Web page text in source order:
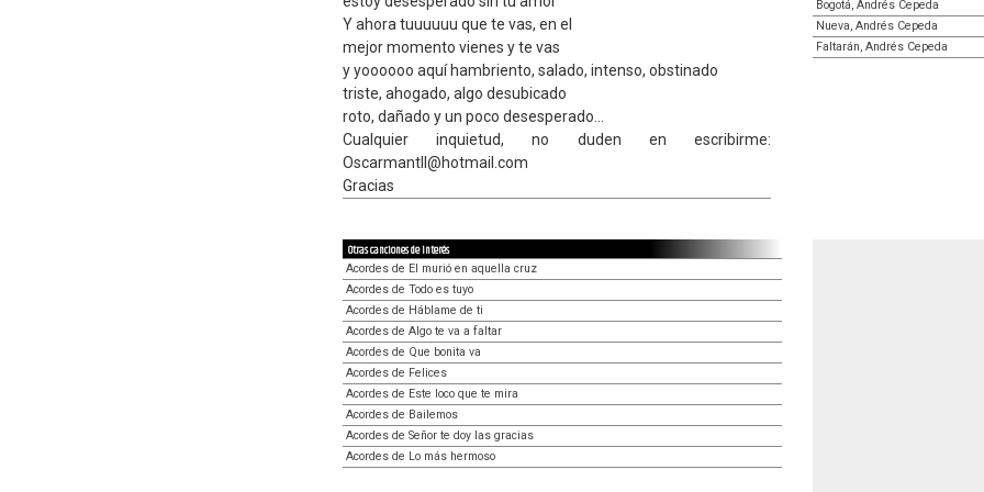
Y ahora tuuuuuu que te vas, en el
mejor momento vienes y te vas
y yoooooo aquí hambriento, salado, intenso, obstinado
triste, ahogado, algo desubicado
roto, dañado y un poco desesperado...
Cualquier inquietud, no duden en escribirme:
Oscarmantll@hotmail.com
Gracias
Bogotá, Andrés Cepeda
Nueva, Andrés Cepeda
Faltarán, Andrés Cepeda
Otras canciones de interés
Acordes de El murió en aquella cruz
Acordes de Todo es tuyo
Acordes de Háblame de ti
Acordes de Algo te va a faltar
Acordes de Que bonita va
Acordes de Felices
Acordes de Este loco que te mira
Acordes de Bailemos
Acordes de Señor te doy las gracias
Acordes de Lo más hermoso